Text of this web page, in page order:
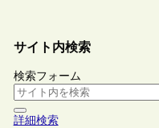
サイト内検索
検索フォーム
詳細検索